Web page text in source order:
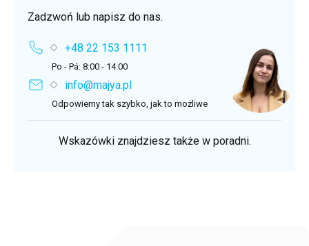
Zadzwoń lub napisz do nas.
+48 22 153 1111
Po - Pá: 8:00 - 14:00
info@majya.pl
Odpowiemy tak szybko, jak to możliwe
Wskazówki znajdziesz także w poradni.